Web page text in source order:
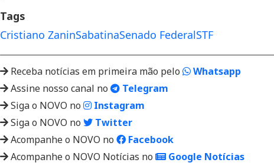
Tags
Cristiano ZaninSabatinaSenado FederalSTF
Receba notícias em primeira mão pelo
Whatsapp
Assine nosso canal no
Telegram
Siga o NOVO no
Instagram
Siga o NOVO no
Twitter
Acompanhe o NOVO no
Facebook
Acompanhe o NOVO Notícias no
Google Notícias